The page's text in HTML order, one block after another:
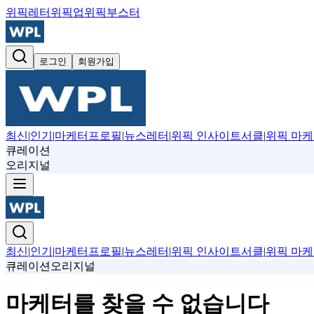
위픽레터 위픽업위픽부스터
로그인 회원가입
최신|인기 |마케터프로필|뉴스레터 |위픽 인사이트서클|위픽 마케
큐레이션
오리지널
최신|인기 |마케터프로필|뉴스레터 |위픽 인사이트서클|위픽 마케
큐레이션 오리지널
마케터를 찾을 수 없습니다